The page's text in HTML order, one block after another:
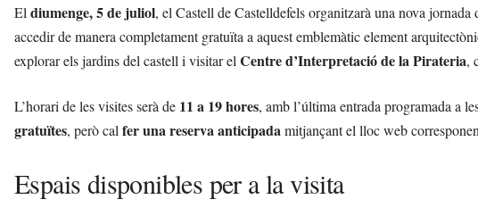
Eldiumenge, 5 de juliol, el Castell de Castelldefels organitzarà una nova jornada
accedir de manera completament gratuïta a aquest emblemàtic element
explorar els jardins del castell i visitar elCentre d’Interpretació de la Pirateria,
L’horari de les visites serà de 11 a 19 hores, amb l’última entrada programada a
gratuïtes, però calfer una reserva anticipadamitjançant el lloc web
Espais disponibles per a la visita